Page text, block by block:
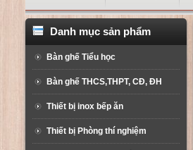
Danh mục sản phẩm
Bàn ghế Tiểu học
Bàn ghế THCS,THPT, CĐ, ĐH
Thiết bị inox bếp ăn
Thiết bị Phòng thí nghiệm